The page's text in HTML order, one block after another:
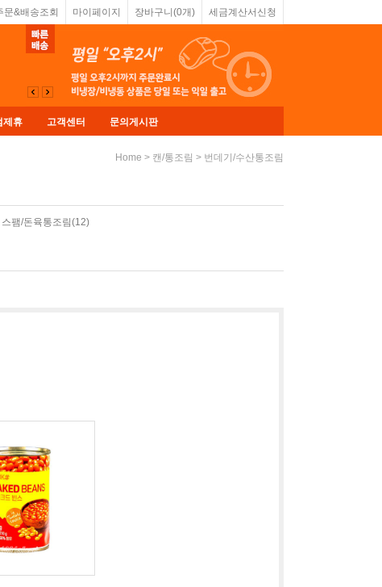
문&배송조회 마이페이지 장바구니(0개) 세금계산서신청
제휴 고객센터 문의게시판
Home > 캔/통조림 > 번데기/수산통조림
스팸/돈육통조림(12)